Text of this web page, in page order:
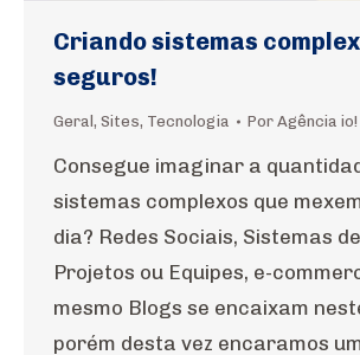
Criando sistemas
seguros!
Geral , Sites, Tecnologia Por Agência io!
Consegue imaginar a
sistemas complexos que
dia? Redes Sociais, Sistemas
Projetos ou Equipes, e-
mesmo Blogs se encaixam
porém desta vez encaramos